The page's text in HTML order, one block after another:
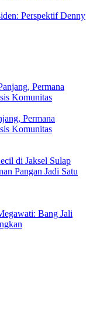
Perspektif Denny
Permana
Komunitas
di Jaksel Sulap
Pangan Jadi Satu
Bang Jali